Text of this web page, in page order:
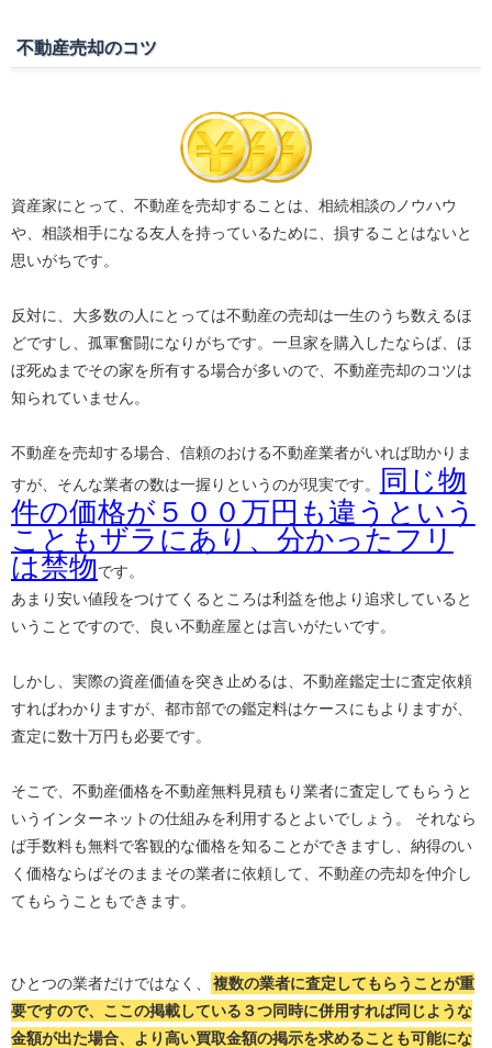
不動産売却のコツ
資産家にとって、不動産を売却することは、相続相談のノウハウ
や、相談相手になる友人を持っているために、損することはないと
思いがちです。
反対に、大多数の人にとっては不動産の売却は一生のうち数えるほ
どですし、孤軍奮闘になりがちです。一旦家を購入したならば、ほ
ぼ死ぬまでその家を所有する場合が多いので、不動産売却のコツは
知られていません。
不動産を売却する場合、信頼のおける不動産業者がいれば助かりま
すが、そんな業者の数は一握りというのが現実です。
同じ物
件の価格が５００万円も違うという
こともザラにあり、分かったフリ
は禁物です。
あまり安い値段をつけてくるところは利益を他より追求していると
いうことですので、良い不動産屋とは言いがたいです。
しかし、実際の資産価値を突き止めるは、不動産鑑定士に査定依頼
すればわかりますが、都市部での鑑定料はケースにもよりますが、
査定に数十万円も必要です。
そこで、不動産価格を不動産無料見積もり業者に査定してもらうと
いうインターネットの仕組みを利用するとよいでしょう。 それなら
ば手数料も無料で客観的な価格を知ることができますし、納得のい
く価格ならばそのままその業者に依頼して、不動産の売却を仲介し
てもらうこともできます。
ひとつの業者だけではなく、
複数の業者に査定してもらうことが重
要ですので、ここの掲載している３つ同時に併用すれば同じような
金額が出た場合、より高い買取金額の掲示を求めることも可能にな